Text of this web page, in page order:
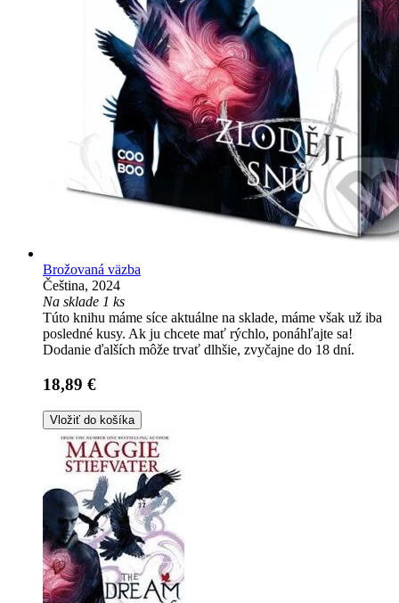
Brožovaná väzba
Čeština, 2024
Na sklade 1 ks
Túto knihu máme síce aktuálne na sklade, máme však už iba
posledné kusy. Ak ju chcete mať rýchlo, ponáhľajte sa!
Dodanie ďalších môže trvať dlhšie, zvyčajne do 18 dní.
18,89 €
Vložiť do košíka